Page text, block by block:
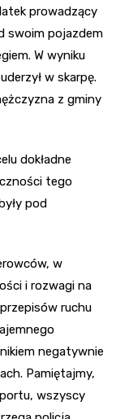
prowadzący
swoim pojazdem
W wyniku
w skarpę.
z gminy
dokładne
tego
pod
w
i rozwagi na
ruchu
negatywnie
Pamiętajmy,
wszyscy